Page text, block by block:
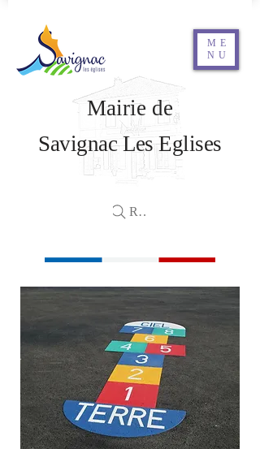
ME
NU
Savignac Les Eglises
Mairie de
Rechercher